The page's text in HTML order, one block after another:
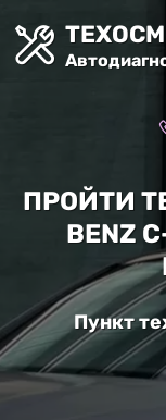
ПРОЙТИ
BENZ
Пункт